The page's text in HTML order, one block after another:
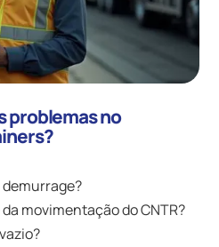
problemas no
demurrage?
movimentação do CNTR?